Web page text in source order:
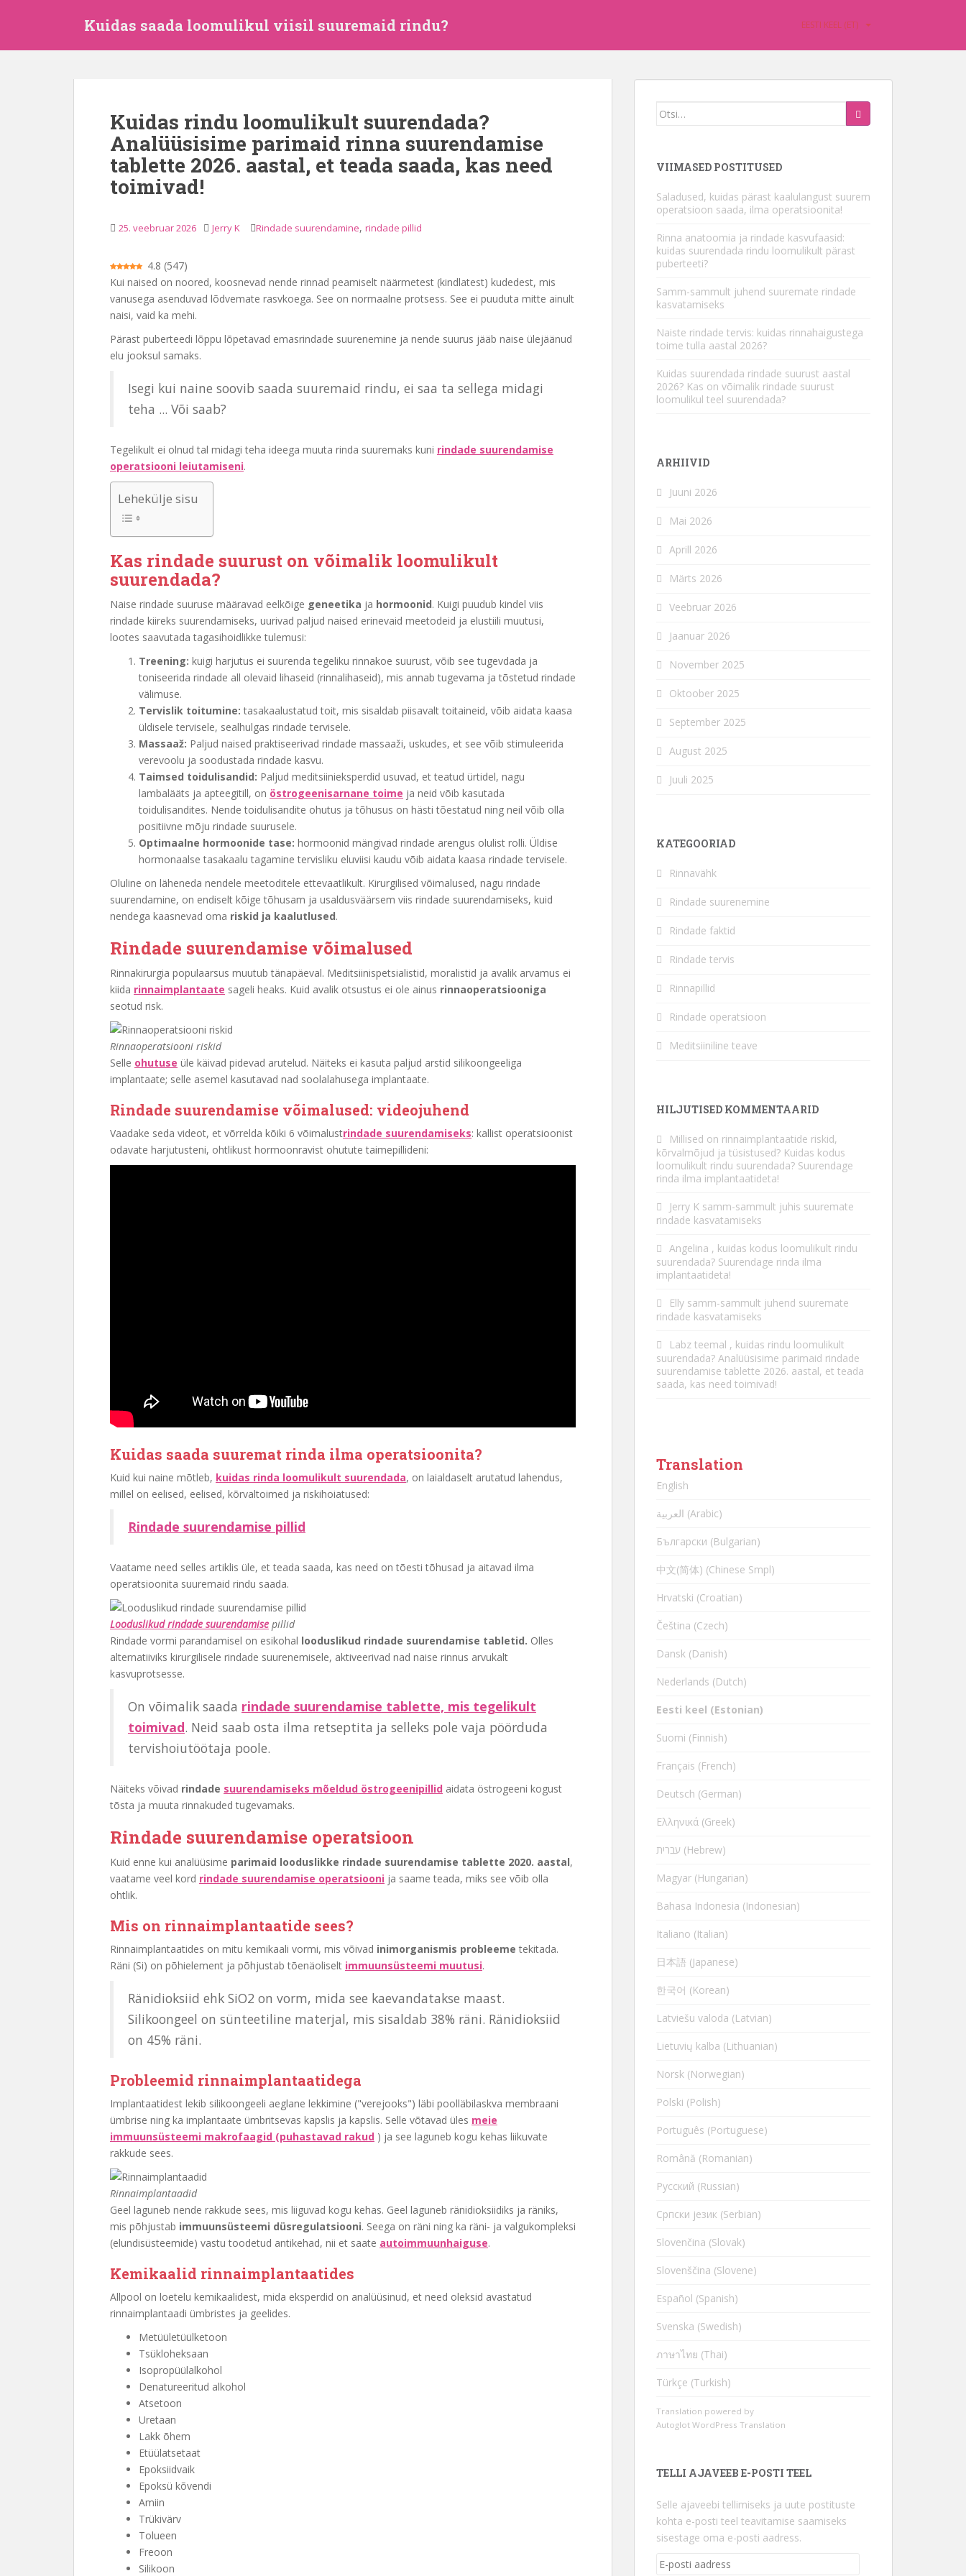
Kuidas saada loomulikul viisil suuremaid rindu? EESTI KEEL (ET)
Kuidas rindu loomulikult suurendada?
Analüüsisime parimaid rinna suurendamise
tablette 2026. aastal, et teada saada, kas need
toimivad!
25. veebruar 2026 Jerry K Rindade suurendamine, rindade pillid
4.8 (547)
Kui naised on noored, koosnevad nende rinnad peamiselt näärmetest (kindlatest) kudedest, mis
vanusega asenduvad lõdvemate rasvkoega. See on normaalne protsess. See ei puuduta mitte ainult
naisi, vaid ka mehi.
Pärast puberteedi lõppu lõpetavad emasrindade suurenemine ja nende suurus jääb naise ülejäänud
elu jooksul samaks.
Isegi kui naine soovib saada suuremaid rindu, ei saa ta sellega midagi
teha ... Või saab?
Tegelikult ei olnud tal midagi teha ideega muuta rinda suuremaks kuni rindade suurendamise
operatsiooni leiutamiseni.
Lehekülje sisu
Kas rindade suurust on võimalik loomulikult
suurendada?
Naise rindade suuruse määravad eelkõige geneetika ja hormoonid. Kuigi puudub kindel viis
rindade kiireks suurendamiseks, uurivad paljud naised erinevaid meetodeid ja elustiili muutusi,
lootes saavutada tagasihoidlikke tulemusi:
Treening: kuigi harjutus ei suurenda tegeliku rinnakoe suurust, võib see tugevdada ja
toniseerida rindade all olevaid lihaseid (rinnalihaseid), mis annab tugevama ja tõstetud rindade
välimuse.
Tervislik toitumine: tasakaalustatud toit, mis sisaldab piisavalt toitaineid, võib aidata kaasa
üldisele tervisele, sealhulgas rindade tervisele.
Massaaž: Paljud naised praktiseerivad rindade massaaži, uskudes, et see võib stimuleerida
verevoolu ja soodustada rindade kasvu.
Taimsed toidulisandid: Paljud meditsiinieksperdid usuvad, et teatud ürtidel, nagu
lambalääts ja apteegitill, on östrogeenisarnane toime ja neid võib kasutada
toidulisandites. Nende toidulisandite ohutus ja tõhusus on hästi tõestatud ning neil võib olla
positiivne mõju rindade suurusele.
Optimaalne hormoonide tase: hormoonid mängivad rindade arengus olulist rolli. Üldise
hormonaalse tasakaalu tagamine tervisliku eluviisi kaudu võib aidata kaasa rindade tervisele.
Oluline on läheneda nendele meetoditele ettevaatlikult. Kirurgilised võimalused, nagu rindade
suurendamine, on endiselt kõige tõhusam ja usaldusväärsem viis rindade suurendamiseks, kuid
nendega kaasnevad oma riskid ja kaalutlused.
Rindade suurendamise võimalused
Rinnakirurgia populaarsus muutub tänapäeval. Meditsiinispetsialistid, moralistid ja avalik arvamus ei
kiida rinnaimplantaate sageli heaks. Kuid avalik otsustus ei ole ainus rinnaoperatsiooniga
seotud risk.
Rinnaoperatsiooni riskid
Selle ohutuse üle käivad pidevad arutelud. Näiteks ei kasuta paljud arstid silikoongeeliga
implantaate; selle asemel kasutavad nad soolalahusega implantaate.
Rindade suurendamise võimalused: videojuhend
Vaadake seda videot, et võrrelda kõiki 6 võimalustrindade suurendamiseks: kallist operatsioonist
odavate harjutusteni, ohtlikust hormoonravist ohutute taimepillideni:
Kuidas saada suuremat rinda ilma operatsioonita?
Kuid kui naine mõtleb, kuidas rinda loomulikult suurendada, on laialdaselt arutatud lahendus,
millel on eelised, eelised, kõrvaltoimed ja riskihoiatused:
Rindade suurendamise pillid
Vaatame need selles artiklis üle, et teada saada, kas need on tõesti tõhusad ja aitavad ilma
operatsioonita suuremaid rindu saada.
Looduslikud rindade suurendamise pillid
Rindade vormi parandamisel on esikohal looduslikud rindade suurendamise tabletid. Olles
alternatiiviks kirurgilisele rindade suurenemisele, aktiveerivad nad naise rinnus arvukalt
kasvuprotsesse.
On võimalik saada rindade suurendamise tablette, mis tegelikult
toimivad. Neid saab osta ilma retseptita ja selleks pole vaja pöörduda
tervishoiutöötaja poole.
Näiteks võivad rindade suurendamiseks mõeldud östrogeenipillid aidata östrogeeni kogust
tõsta ja muuta rinnakuded tugevamaks.
Rindade suurendamise operatsioon
Kuid enne kui analüüsime parimaid looduslikke rindade suurendamise tablette 2020. aastal,
vaatame veel kord rindade suurendamise operatsiooni ja saame teada, miks see võib olla
ohtlik.
Mis on rinnaimplantaatide sees?
Rinnaimplantaatides on mitu kemikaali vormi, mis võivad inimorganismis probleeme tekitada.
Räni (Si) on põhielement ja põhjustab tõenäoliselt immuunsüsteemi muutusi.
Ränidioksiid ehk SiO2 on vorm, mida see kaevandatakse maast.
Silikoongeel on sünteetiline materjal, mis sisaldab 38% räni. Ränidioksiid
on 45% räni.
Probleemid rinnaimplantaatidega
Implantaatidest lekib silikoongeeli aeglane lekkimine ("verejooks") läbi poolläbilaskva membraani
ümbrise ning ka implantaate ümbritsevas kapslis ja kapslis. Selle võtavad üles meie
immuunsüsteemi makrofaagid (puhastavad rakud ) ja see laguneb kogu kehas liikuvate
rakkude sees.
Rinnaimplantaadid
Geel laguneb nende rakkude sees, mis liiguvad kogu kehas. Geel laguneb ränidioksiidiks ja räniks,
mis põhjustab immuunsüsteemi düsregulatsiooni. Seega on räni ning ka räni- ja valgukompleksi
(elundisüsteemide) vastu toodetud antikehad, nii et saate autoimmuunhaiguse.
Kemikaalid rinnaimplantaatides
Allpool on loetelu kemikaalidest, mida eksperdid on analüüsinud, et need oleksid avastatud
rinnaimplantaadi ümbristes ja geelides.
Metüületüülketoon
Tsükloheksaan
Isopropüülalkohol
Denatureeritud alkohol
Atsetoon
Uretaan
Lakk õhem
Etüülatsetaat
Epoksiidvaik
Epoksü kõvendi
Amiin
Trükivärv
Tolueen
Freoon
Silikoon
Otsima:
VIIMASED POSTITUSED
Saladused, kuidas pärast kaalulangust suurem
operatsioon saada, ilma operatsioonita!
Rinna anatoomia ja rindade kasvufaasid:
kuidas suurendada rindu loomulikult pärast
puberteeti?
Samm-sammult juhend suuremate rindade
kasvatamiseks
Naiste rindade tervis: kuidas rinnahaigustega
toime tulla aastal 2026?
Kuidas suurendada rindade suurust aastal
2026? Kas on võimalik rindade suurust
loomulikul teel suurendada?
ARHIIVID
Juuni 2026
Mai 2026
Aprill 2026
Märts 2026
Veebruar 2026
Jaanuar 2026
November 2025
Oktoober 2025
September 2025
August 2025
Juuli 2025
KATEGOORIAD
Rinnavähk
Rindade suurenemine
Rindade faktid
Rindade tervis
Rinnapillid
Rindade operatsioon
Meditsiiniline teave
HILJUTISED KOMMENTAARID
Millised on rinnaimplantaatide riskid,
kõrvalmõjud ja tüsistused? Kuidas kodus
loomulikult rindu suurendada? Suurendage
rinda ilma implantaatideta!
Jerry K samm-sammult juhis suuremate
rindade kasvatamiseks
Angelina , kuidas kodus loomulikult rindu
suurendada? Suurendage rinda ilma
implantaatideta!
Elly samm-sammult juhend suuremate
rindade kasvatamiseks
Labz teemal , kuidas rindu loomulikult
suurendada? Analüüsisime parimaid rindade
suurendamise tablette 2026. aastal, et teada
saada, kas need toimivad!
Translation
English
العربية (Arabic)
Български (Bulgarian)
中文(简体) (Chinese Smpl)
Hrvatski (Croatian)
Čeština (Czech)
Dansk (Danish)
Nederlands (Dutch)
Eesti keel (Estonian)
Suomi (Finnish)
Français (French)
Deutsch (German)
Ελληνικά (Greek)
עברית (Hebrew)
Magyar (Hungarian)
Bahasa Indonesia (Indonesian)
Italiano (Italian)
日本語 (Japanese)
한국어 (Korean)
Latviešu valoda (Latvian)
Lietuvių kalba (Lithuanian)
Norsk (Norwegian)
Polski (Polish)
Português (Portuguese)
Română (Romanian)
Русский (Russian)
Cрпски језик (Serbian)
Slovenčina (Slovak)
Slovenščina (Slovene)
Español (Spanish)
Svenska (Swedish)
ภาษาไทย (Thai)
Türkçe (Turkish)
Translation powered by
Autoglot WordPress Translation
TELLI AJAVEEB E-POSTI TEEL
Selle ajaveebi tellimiseks ja uute postituste
kohta e-posti teel teavitamise saamiseks
sisestage oma e-posti aadress.
E-